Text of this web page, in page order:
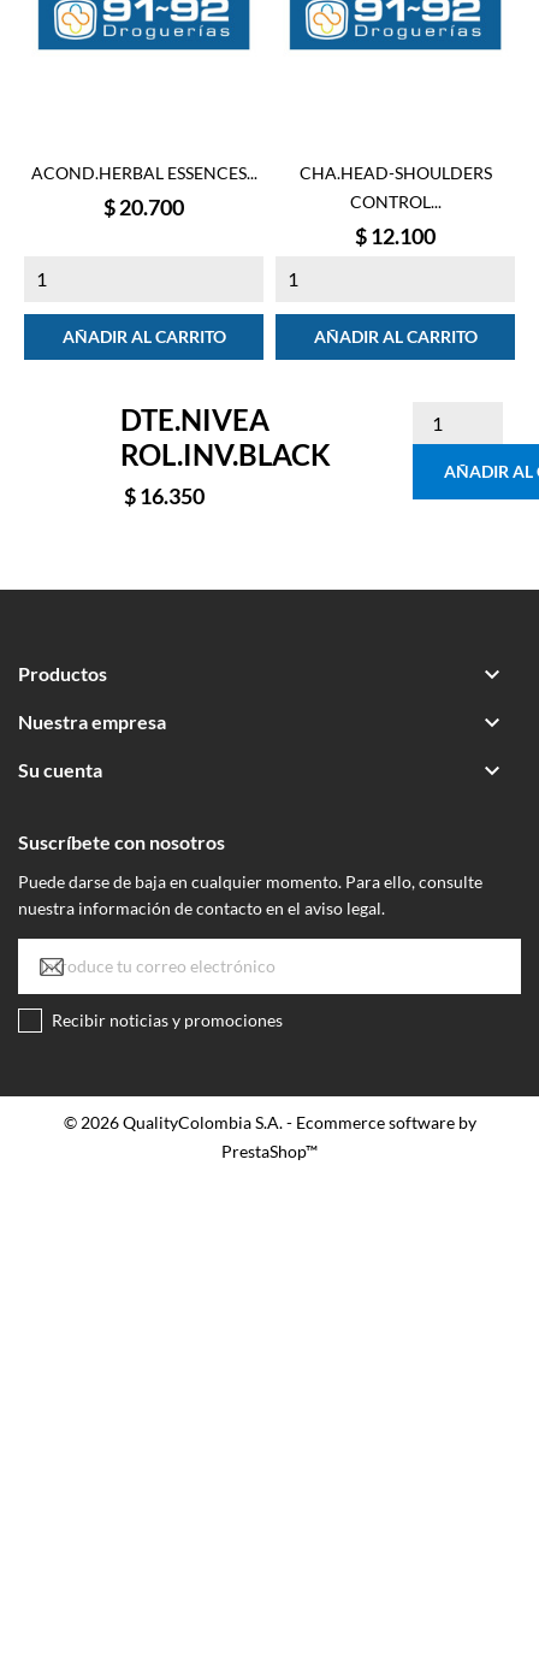
ACOND.HERBAL ESSENCES...
Precio
$ 20.700
AÑADIR AL CARRITO
CHA.HEAD-SHOULDERS
CONTROL...
Precio
$ 12.100
AÑADIR AL CARRITO
DTE.NIVEA
ROL.INV.BLACK
$ 16.350
AÑADIR AL
Productos 
Nuestra empresa 
Su cuenta 
Suscríbete con nosotros
Puede darse de baja en cualquier momento. Para ello, consulte
nuestra información de contacto en el aviso legal.
Recibir noticias y promociones
© 2026 QualityColombia S.A. - Ecommerce software by
PrestaShop™